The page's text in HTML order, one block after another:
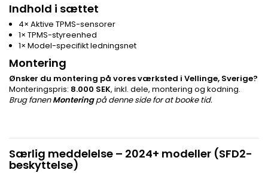
Indhold i sættet
4× Aktive TPMS-sensorer
1× TPMS-styreenhed
1× Model-specifikt ledningsnet
Montering
Ønsker du montering på vores værksted i Vellinge, Sverige?
Monteringspris: 8.000 SEK, inkl. dele, montering og kodning.
Brug fanenMonteringpå denne side for at booke tid.
Særlig meddelelse – 2024+ modeller (SFD2-
beskyttelse)